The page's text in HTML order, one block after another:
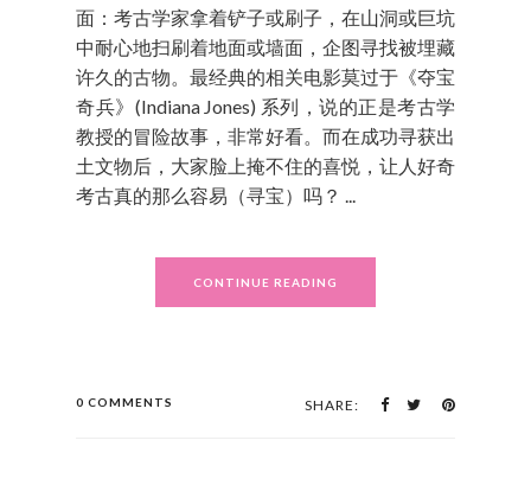
面：考古学家拿着铲子或刷子，在山洞或巨坑
中耐心地扫刷着地面或墙面，企图寻找被埋藏
许久的古物。最经典的相关电影莫过于《夺宝
奇兵》(Indiana Jones) 系列，说的正是考古学
教授的冒险故事，非常好看。而在成功寻获出
土文物后，大家脸上掩不住的喜悦，让人好奇
考古真的那么容易（寻宝）吗？ ...
CONTINUE READING
0 COMMENTS SHARE: